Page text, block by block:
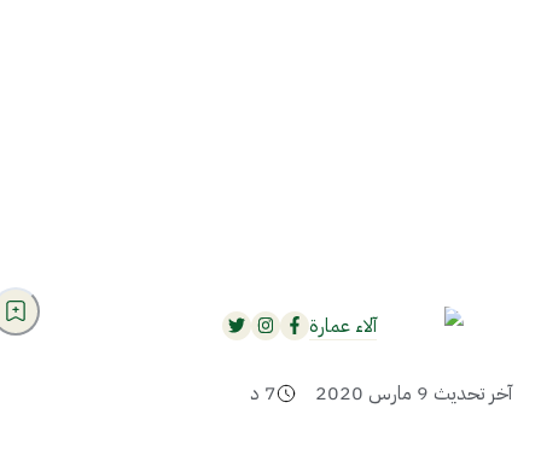
آلاء عمارة
آخر تحديث 9 مارس 2020 7 د